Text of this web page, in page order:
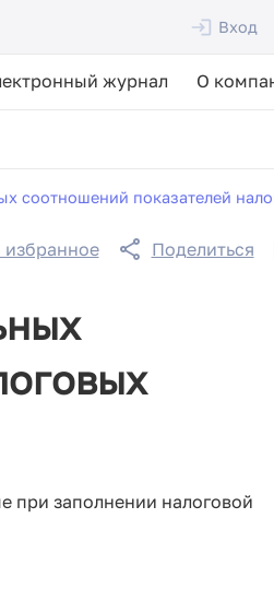
Вход
журнал О
соотношений показателей
избранное Поделиться
при заполнении налоговой